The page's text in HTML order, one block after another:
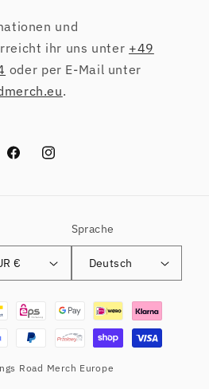
und
ihr uns unter +49
oder per E-Mail unter
.
FacebookInstagram
Deutschland | EUR €
Sprache
Deutsch
Road Merch Europe